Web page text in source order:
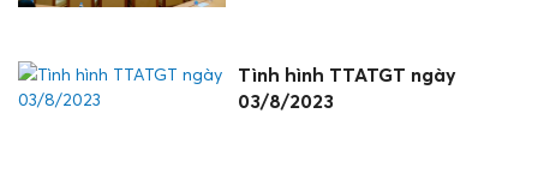
Tình hình TTATGT ngày
03/8/2023